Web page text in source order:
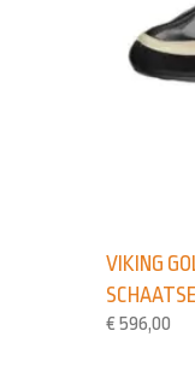
VIKING
€ 596,00